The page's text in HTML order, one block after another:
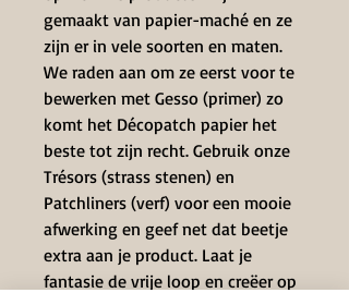
gemaakt van papier-maché en ze
zijn er in vele soorten en maten.
We raden aan om ze eerst voor te
bewerken met Gesso (primer) zo
komt het Décopatch papier het
beste tot zijn recht. Gebruik onze
Trésors (strass stenen) en
Patchliners (verf) voor een mooie
afwerking en geef net dat beetje
extra aan je product. Laat je
fantasie de vrije loop en creëer op